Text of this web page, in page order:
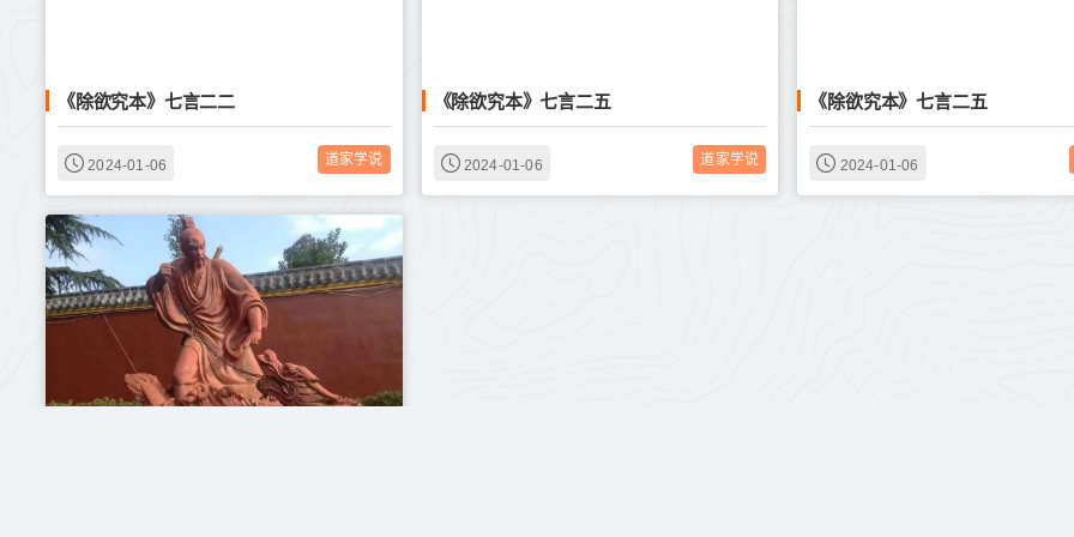
《除欲究本》七言二二
2024-01-06 道家学说
《除欲究本》七言二五
2024-01-06 道家学说
《除欲究本》七言二五
2024-01-06